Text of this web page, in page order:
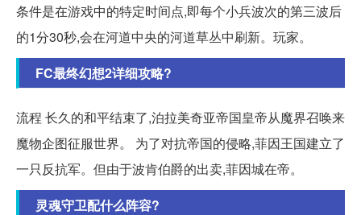
条件是在游戏中的特定时间点,即每个小兵波次的第三波后
的1分30秒,会在河道中央的河道草丛中刷新。玩家。
FC最终幻想2详细攻略?
流程 长久的和平结束了,泊拉美奇亚帝国皇帝从魔界召唤来
魔物企图征服世界。 为了对抗帝国的侵略,菲因王国建立了
一只反抗军。但由于波肯伯爵的出卖,菲因城在帝。
灵魂守卫配什么阵容?